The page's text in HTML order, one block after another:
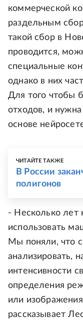
коммерческой
раздельным
такой сбор в
проводится,
специальные
однако в них
Для того чтобы
отходов, и нужна
основе
ЧИТАЙТЕ ТАКЖЕ
В России
полигонов
- Несколько лет
использовать
Мы поняли, что
анализировать,
интенсивности
определения
или
рассказывает